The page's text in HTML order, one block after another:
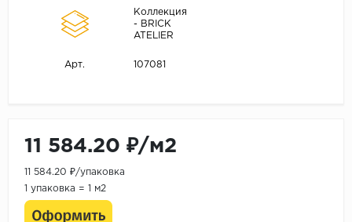
Коллекция
- BRICK
ATELIER
Арт. 107081
11 584.20 ₽/м2
11 584.20 ₽/упаковка
1 упаковка = 1 м2